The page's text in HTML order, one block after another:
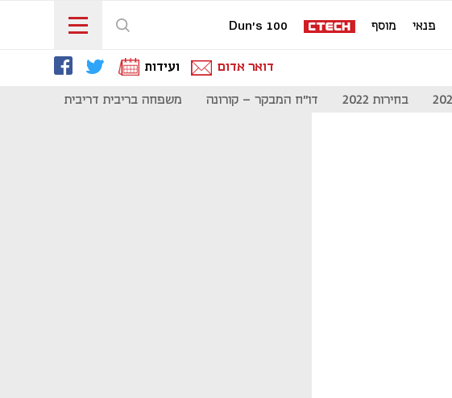
פנאי מוסף Dun's 100
דואר אדום ועידות
בחירות 2022 דו"ח המבקר - קורונה משפחה בריבית דריבית